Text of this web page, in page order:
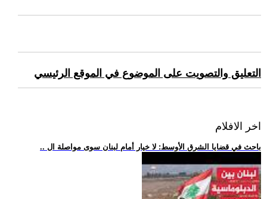
التعليق والتصويت على الموضوع في الموقع الرئيسي
اخر الافلام
.. باحث في قضايا الشرق الأوسط: لا خيار أمام لبنان سوى مواصلة ال